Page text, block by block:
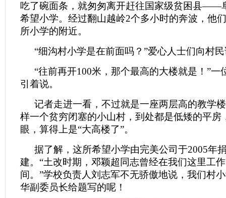
吃了碗面条，就匆匆离开赶往国家级贫困县——
希望小学。经过翻山越岭2个多小时的奔波，他
所小学的附近。
“细沟村小学是在前面吗？”爱心人士们向村
“往前再开100米，那个最高的大楼就是！”一
引着说。
记者走进一看，不过就是一座两层高的教学
样一个贫穷闭塞的小山村，到处都是低矮的平房
眼，算得上是“大高楼了”。
据了解，这所希望小学由完美公司于2005年
建。“土改时期，邓颖超同志曾经在我们这里工
间。”学校负责人刘志军不无骄傲地说，我们村
华副委员长给题写的呢！